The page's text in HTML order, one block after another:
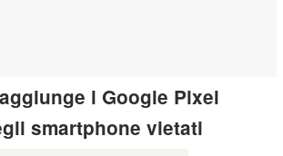
i Google Pixel
smartphone vietati